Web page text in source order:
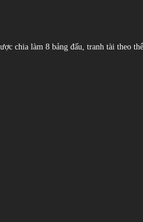
chia làm 8 bảng đấu, tranh tài theo